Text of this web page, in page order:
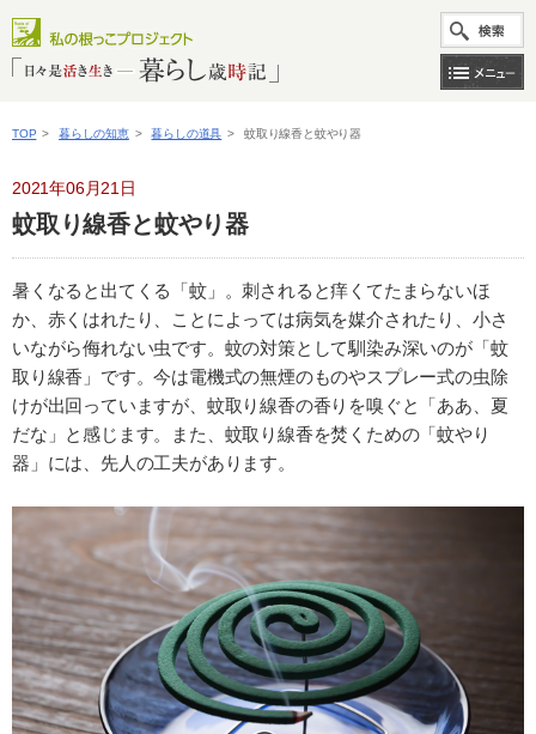
TOP > 暮らしの知恵 > 暮らしの道具 > 蚊取り線香と蚊やり器
2021年06月21日
蚊取り線香と蚊やり器
暑くなると出てくる「蚊」。刺されると痒くてたまらないほ
か、赤くはれたり、ことによっては病気を媒介されたり、小さ
いながら侮れない虫です。蚊の対策として馴染み深いのが「蚊
取り線香」です。今は電機式の無煙のものやスプレー式の虫除
けが出回っていますが、蚊取り線香の香りを嗅ぐと「ああ、夏
だな」と感じます。また、蚊取り線香を焚くための「蚊やり
器」には、先人の工夫があります。